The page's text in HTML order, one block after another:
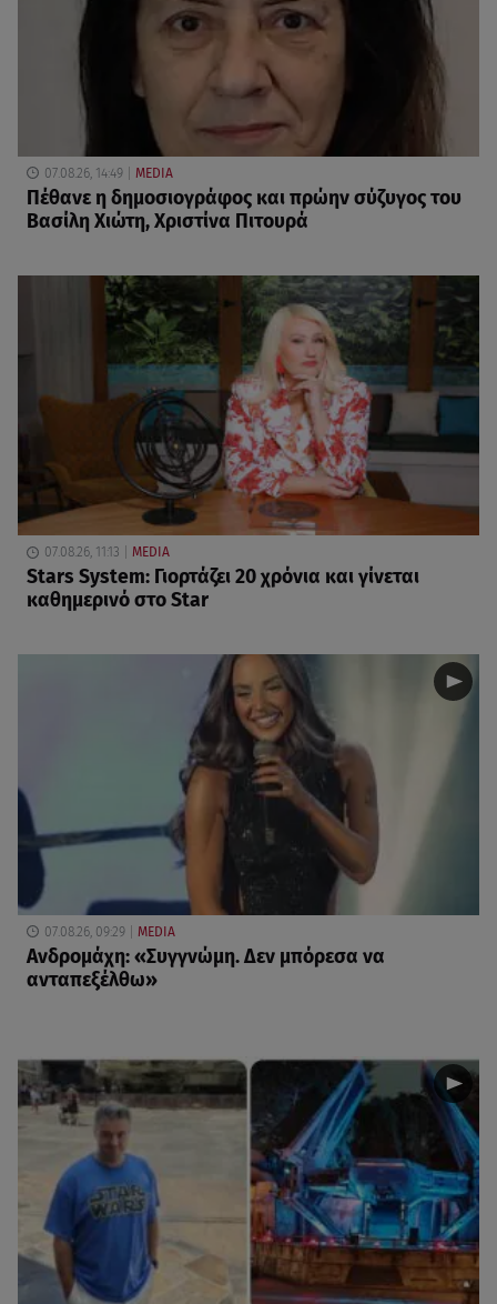
07.08.26, 14:49 MEDIA
Πέθανε η δημοσιογράφος και πρώην σύζυγος του
Βασίλη Χιώτη, Χριστίνα Πιτουρά
07.08.26, 11:13 MEDIA
Stars System: Γιορτάζει 20 χρόνια και γίνεται
καθημερινό στο Star
07.08.26, 09:29 MEDIA
Ανδρομάχη: «Συγγνώμη. Δεν μπόρεσα να
ανταπεξέλθω»